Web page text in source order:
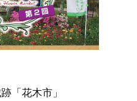
「花木市」